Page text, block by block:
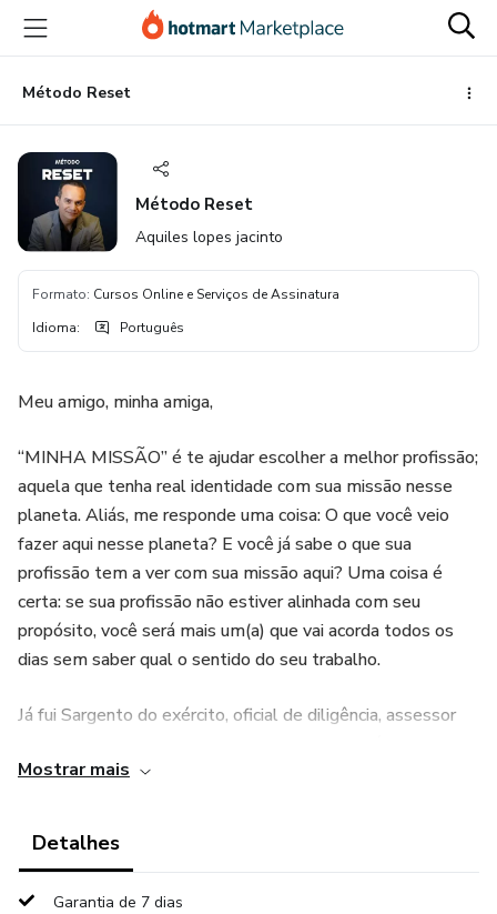
para
conteúdo
principal
para
pagamento
para
rodapéMétodo Reset
Método Reset
Aquiles lopes jacinto
Formato: Cursos Online e Serviços de Assinatura
Idioma: Português
Meu amigo, minha amiga,
“MINHA MISSÃO” é te ajudar escolher a melhor profissão;
aquela que tenha real identidade com sua missão nesse
planeta. Aliás, me responde uma coisa: O que você veio
fazer aqui nesse planeta? E você já sabe o que sua
profissão tem a ver com sua missão aqui? Uma coisa é
certa: se sua profissão não estiver alinhada com seu
propósito, você será mais um(a) que vai acorda todos os
dias sem saber qual o sentido do seu trabalho.
Já fui Sargento do exército, oficial de diligência, assessor
em direito publico e ciências criminais e fui aprovado em
em que eu me questionei: o que eu estou querendo, faz
minha vida produtiva?
Mostrar mais
Detalhes
Garantia de 7 dias